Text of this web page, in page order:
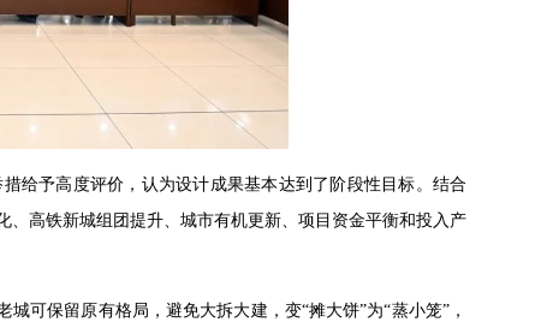
给予高度评价，认为设计成果基本达到了阶段性目标。结合
高铁新城组团提升、城市有机更新、项目资金平衡和投入产
可保留原有格局，避免大拆大建，变“摊大饼”为“蒸小笼”，